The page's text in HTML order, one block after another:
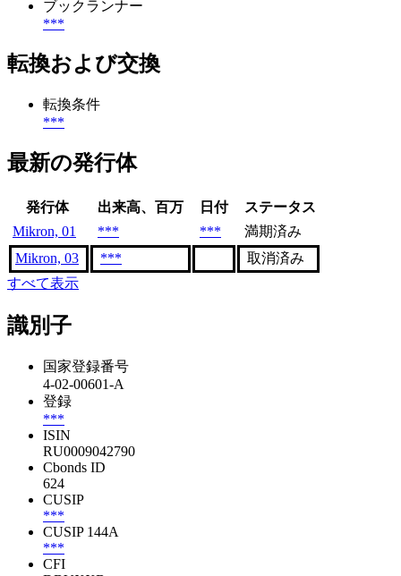
ブックランナー
***
転換および交換
転換条件
***
最新の発行体
発行体 出来高、百万 日付
ステータス
Mikron, 01
*** ***
満期済み
Mikron, 03
***
取消済み
すべて表示
識別子
国家登録番号
4-02-00601-A
登録
***
ISIN
RU0009042790
Cbonds ID
624
CUSIP
***
CUSIP 144A
***
CFI